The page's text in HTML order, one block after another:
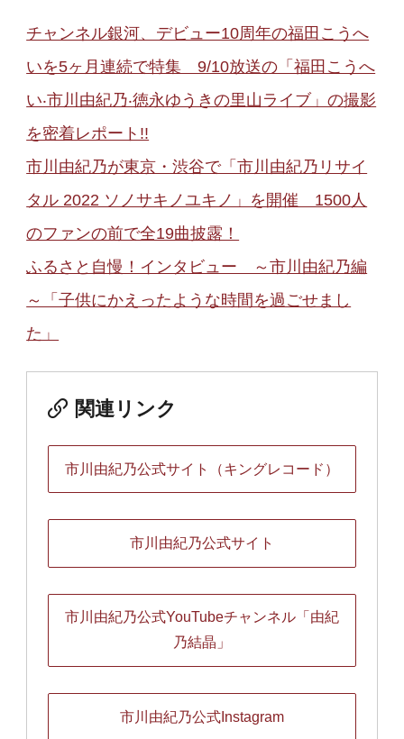
チャンネル銀河、デビュー10周年の福田こうへ
いを5ヶ月連続で特集 9/10放送の「福⽥こうへ
い‧市川由紀乃‧徳永ゆうきの⾥⼭ライブ」の撮影
を密着レポート!!
市川由紀乃が東京・渋谷で「市川由紀乃リサイ
タル 2022 ソノサキノユキノ」を開催 1500人
のファンの前で全19曲披露！
ふるさと自慢！インタビュー ～市川由紀乃編
～「子供にかえったような時間を過ごせまし
た」
関連リンク
市川由紀乃公式サイト（キングレコード）
市川由紀乃公式サイト
市川由紀乃公式YouTubeチャンネル「由紀
乃結晶」
市川由紀乃公式Instagram